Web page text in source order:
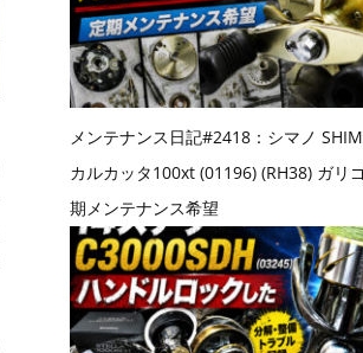
メンテナンス日記#2418：シマノ
カルカッタ100xt (01196) (RH38) ガリ
期メンテナンス希望